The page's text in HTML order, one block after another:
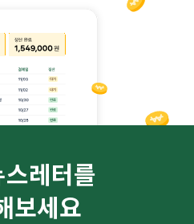
스레터를
보세요